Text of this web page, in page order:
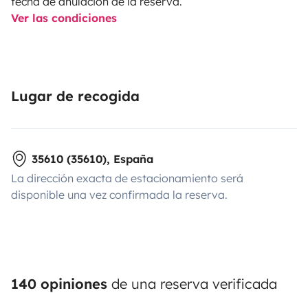
Ver las condiciones
Lugar de recogida
35610 (35610), España
La dirección exacta de estacionamiento será
disponible una vez confirmada la reserva.
140 opiniones de una reserva verificada